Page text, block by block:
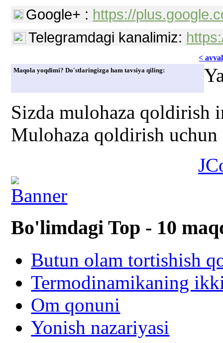
Google+ : https://
Telegramdagi kanalimiz:
<
Maqola yoqdimi? Do'stlaringizga ham tavsiya qiling:
Sizda mulohaza qoldirish
Mulohaza qoldirish
Bo'limdagi Top - 10
Butun olam tortishish
Termodinamikaning
Om qonuni
Yonish nazariyasi